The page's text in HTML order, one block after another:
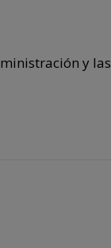
y las